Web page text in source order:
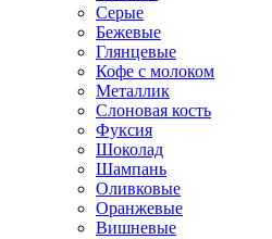
Серые
Бежевые
Глянцевые
Кофе с молоком
Металлик
Слоновая кость
Фуксия
Шоколад
Шампань
Оливковые
Оранжевые
Вишневые